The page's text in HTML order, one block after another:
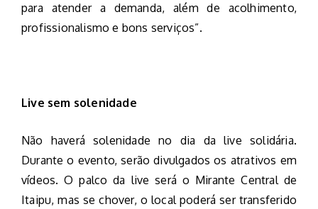
para atender a demanda, além de acolhimento,
profissionalismo e bons serviços”.
Live sem solenidade
Não haverá solenidade no dia da live solidária.
Durante o evento, serão divulgados os atrativos em
vídeos. O palco da live será o Mirante Central de
Itaipu, mas se chover, o local poderá ser transferido